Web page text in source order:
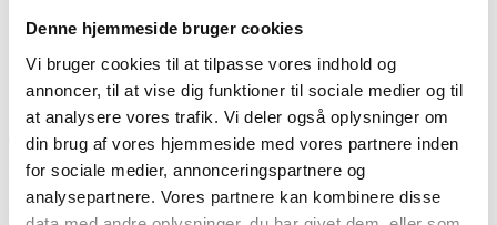
Denne hjemmeside bruger cookies
Vi bruger cookies til at tilpasse vores indhold og
annoncer, til at vise dig funktioner til sociale medier og til
at analysere vores trafik. Vi deler også oplysninger om
din brug af vores hjemmeside med vores partnere inden
for sociale medier, annonceringspartnere og
analysepartnere. Vores partnere kan kombinere disse
Øvrig elektronik
SHOWROOMVURDERINGVARENUMMER
Momsvare
Beskrivelse